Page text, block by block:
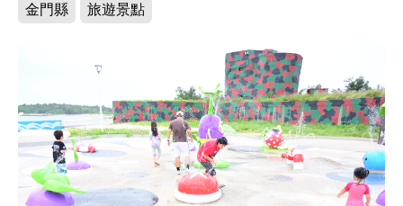
金門縣 旅遊景點